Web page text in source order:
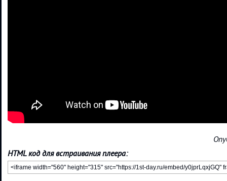
HTML код для встраивания плеера: